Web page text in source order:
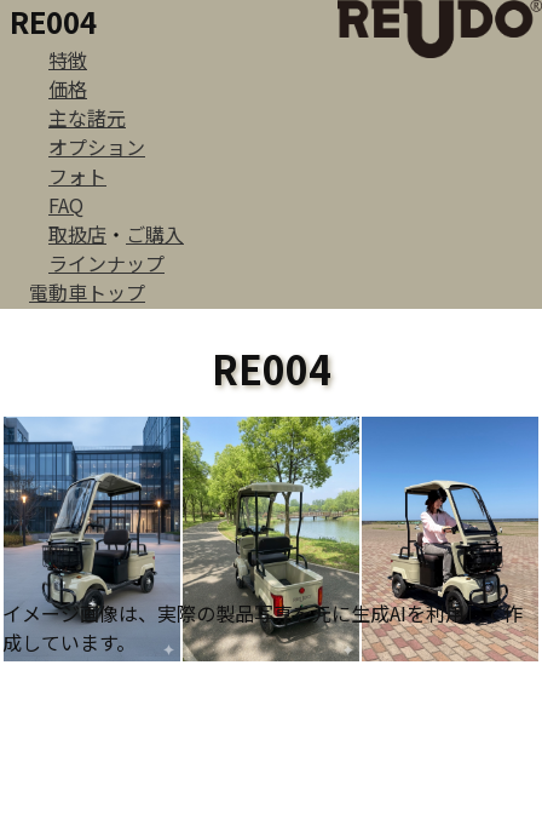
RE004
特徴
価格
主な諸元
オプション
フォト
FAQ
取扱店 ・ ご購入
ラインナップ
電動車トップ
RE004
イメージ画像は、実際の製品写真を元に生成AIを利用して作
成しています。